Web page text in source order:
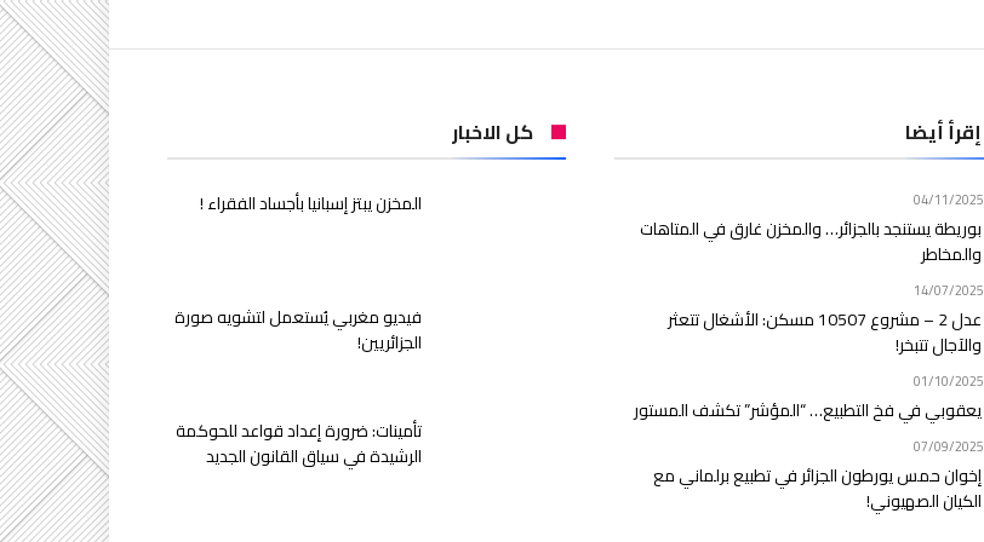
إقرأ أيضا
04/11/2025
بوريطة يستنجد بالجزائر… والمخزن غارق في المتاهات
والمخاطر
14/07/2025
عدل 2 – مشروع 10507 مسكن: الأشغال تتعثر
والآجال تتبخر!
01/10/2025
يعقوبي في فخ التطبيع… “المؤشر” تكشف المستور
07/09/2025
إخوان حمس يورطون الجزائر في تطبيع برلماني مع
الكيان الصهيوني!
كل الاخبار
المخزن يبتز إسبانيا بأجساد الفقراء !
فيديو مغربي يُستعمل لتشويه صورة
الجزائريين!
تأمينات: ضرورة إعداد قواعد للحوكمة
الرشيدة في سياق القانون الجديد